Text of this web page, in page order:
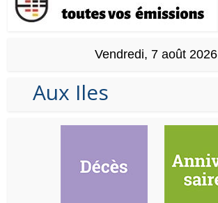
Vendredi, 7 août 2026
Aux Iles